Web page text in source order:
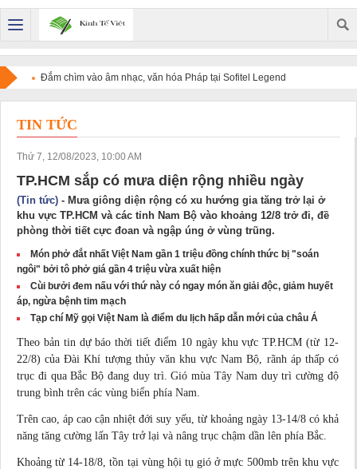
Đắm chìm vào âm nhạc, văn hóa Pháp tại Sofitel Legend
Metropole Hanoi
TIN TỨC
Thứ 7, 12/08/2023, 10:00 AM
TP.HCM sắp có mưa diện rộng nhiều ngày
(Tin tức) - Mưa giông diện rộng có xu hướng gia tăng trở lại ở
khu vực TP.HCM và các tỉnh Nam Bộ vào khoảng 12/8 trở đi, đề
phòng thời tiết cực đoan và ngập úng ở vùng trũng.
Món phở đắt nhất Việt Nam gần 1 triệu đồng chính thức bị "soán
ngôi" bởi tô phở giá gần 4 triệu vừa xuất hiện
Cùi bưởi đem nấu với thứ này có ngay món ăn giải độc, giảm huyết
áp, ngừa bệnh tim mạch
Tạp chí Mỹ gọi Việt Nam là điểm du lịch hấp dẫn mới của châu Á
Theo bản tin dự báo thời tiết điểm 10 ngày khu vực TP.HCM (từ 12-
22/8) của Đài Khí tượng thủy văn khu vực Nam Bộ, rãnh áp thấp có
trục đi qua Bắc Bộ đang duy trì. Gió mùa Tây Nam duy trì cường độ
trung bình trên các vùng biển phía Nam.
Trên cao, áp cao cận nhiệt đới suy yếu, từ khoảng ngày 13-14/8 có khả
năng tăng cường lấn Tây trở lại và nâng trục chậm dần lên phía Bắc.
Khoảng từ 14-18/8, tồn tại vùng hội tụ gió ở mực 500mb trên khu vực